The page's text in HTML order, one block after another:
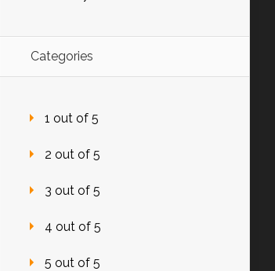
Categories
1 out of 5
2 out of 5
3 out of 5
4 out of 5
5 out of 5